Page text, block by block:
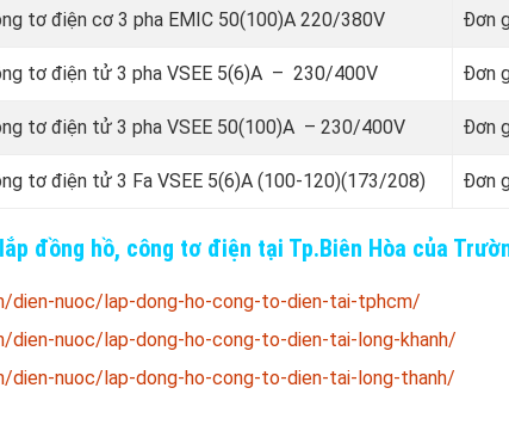
tơ điện cơ 3 pha EMIC 50(100)A 220/380V Đơn
tơ điện tử 3 pha VSEE 5(6)A – 230/400V Đơn
tơ điện tử 3 pha VSEE 50(100)A – 230/400V Đơn
tơ điện tử 3 Fa VSEE 5(6)A (100-120)(173/208) Đơn
đồng hồ, công tơ điện tại Tp.Biên Hòa của
dien-nuoc/lap-dong-ho-cong-to-dien-tai-tphcm/
dien-nuoc/lap-dong-ho-cong-to-dien-tai-long-khanh/
dien-nuoc/lap-dong-ho-cong-to-dien-tai-long-thanh/